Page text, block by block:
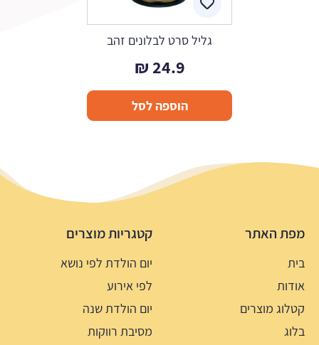
גליל סרט לבלונים זהב
24.9
₪
הוספה לסל
מפת האתר
בית
אודות
קטלוג מוצרים
בלוג
קטגריות מוצרים
יום הולדת לפי נושא
לפי אירוע
יום הולדת שנה
מסיבת רווקות